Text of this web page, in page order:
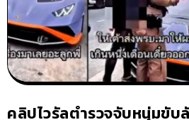
คลิปไวรัลตำรวจจับหนุ่มขับ